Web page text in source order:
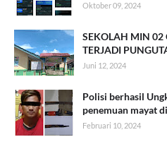
Oktober 09, 2024
SEKOLAH MIN 02
TERJADI
Juni 12, 2024
Polisi berhasil
penemuan mayat
Februari 10, 2024